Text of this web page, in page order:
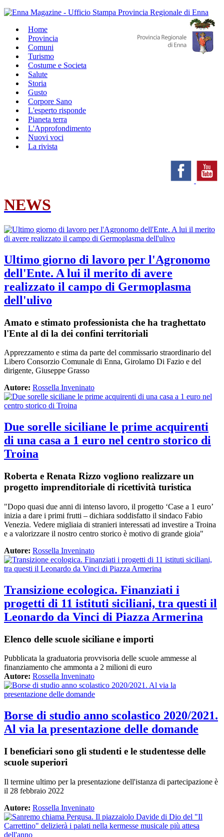
Home
Provincia
Comuni
Turismo
Costume e Societa
Salute
Storia
Gusto
Corpore Sano
L'esperto risponde
Pianeta terra
L'Approfondimento
Nuovi voci
La rivista
NEWS
Ultimo giorno di lavoro per l'Agronomo
dell'Ente. A lui il merito di avere
realizzato il campo di Germoplasma
dell'ulivo
Amato e stimato professionista che ha traghettato
l'Ente al di la dei confini territoriali
Apprezzamento e stima da parte del commissario straordinario del
Libero Consorzio Comunale di Enna, Girolamo Di Fazio e del
dirigente, Giuseppe Grasso
Autore: Rossella Inveninato
Due sorelle siciliane le prime acquirenti
di una casa a 1 euro nel centro storico di
Troina
Roberta e Renata Rizzo vogliono realizzare un
progetto imprenditoriale di ricettività turistica
"Dopo quasi due anni di intenso lavoro, il progetto ‘Case a 1 euro’
inizia a dare i primi frutti – dichiara soddisfatto il sindaco Fabio
Venezia. Vedere migliaia di stranieri interessati ad investire a Troina
e a valorizzare il nostro centro storico è motivo di grande gioia"
Autore: Rossella Inveninato
Transizione ecologica. Finanziati i
progetti di 11 istituti siciliani, tra questi il
Leonardo da Vinci di Piazza Armerina
Elenco delle scuole siciliane e importi
Pubblicata la graduatoria provvisoria delle scuole ammesse al
finanziamento che ammonta a 2 milioni di euro
Autore: Rossella Inveninato
Borse di studio anno scolastico 2020/2021.
Al via la presentazione delle domande
I beneficiari sono gli studenti e le studentesse delle
scuole superiori
Il termine ultimo per la presentazione dell'istanza di partecipazione è
il 28 febbraio 2022
Autore: Rossella Inveninato